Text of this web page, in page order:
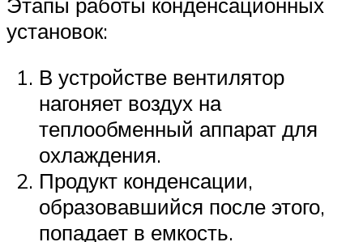
установок:
В устройстве вентилятор
нагоняет воздух на
теплообменный аппарат для
охлаждения.
Продукт конденсации,
образовавшийся после этого,
попадает в емкость.